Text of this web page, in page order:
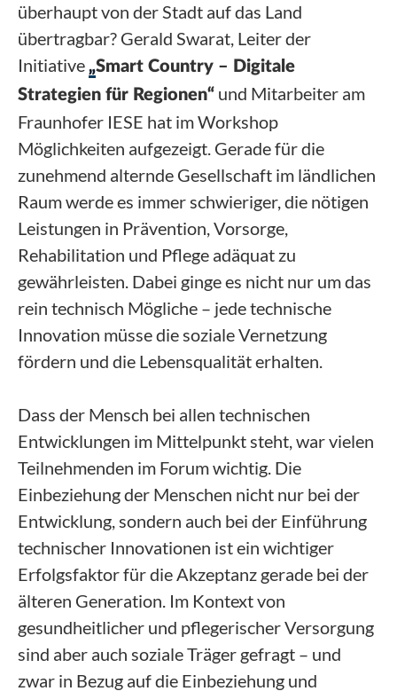
überhaupt von der Stadt auf das Land
übertragbar? Gerald Swarat, Leiter der
Initiative „Smart Country – Digitale
Strategien für Regionen“ und Mitarbeiter am
Fraunhofer IESE hat im Workshop
Möglichkeiten aufgezeigt. Gerade für die
zunehmend alternde Gesellschaft im ländlichen
Raum werde es immer schwieriger, die nötigen
Leistungen in Prävention, Vorsorge,
Rehabilitation und Pflege adäquat zu
gewährleisten. Dabei ginge es nicht nur um das
rein technisch Mögliche – jede technische
Innovation müsse die soziale Vernetzung
fördern und die Lebensqualität erhalten.
Dass der Mensch bei allen technischen
Entwicklungen im Mittelpunkt steht, war vielen
Teilnehmenden im Forum wichtig. Die
Einbeziehung der Menschen nicht nur bei der
Entwicklung, sondern auch bei der Einführung
technischer Innovationen ist ein wichtiger
Erfolgsfaktor für die Akzeptanz gerade bei der
älteren Generation. Im Kontext von
gesundheitlicher und pflegerischer Versorgung
sind aber auch soziale Träger gefragt – und
zwar in Bezug auf die Einbeziehung und